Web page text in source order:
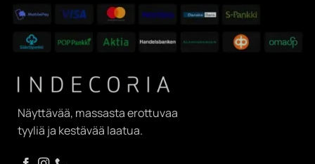
Näyttävää, massasta erottuvaa
tyyliä ja kestävää laatua.